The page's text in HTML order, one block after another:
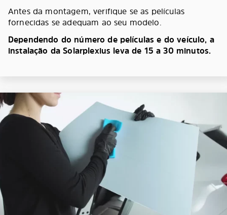
Antes da montagem, verifique se as películas
fornecidas se adequam ao seu modelo.
Dependendo do número de películas e do veículo, a
instalação da Solarplexius leva de 15 a 30 minutos.